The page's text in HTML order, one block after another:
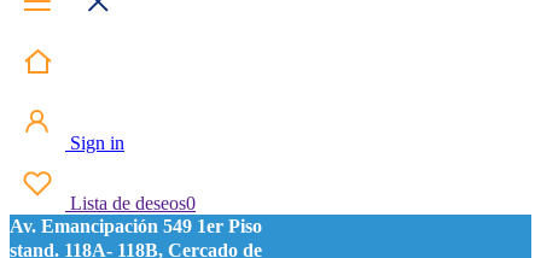
Sign in
Lista de deseos0
Av. Emancipación 549 1er Piso
stand. 118A- 118B, Cercado de